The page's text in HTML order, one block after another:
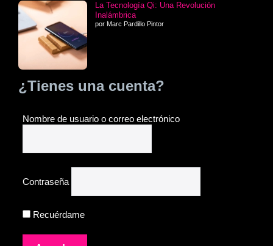
La Tecnología Qi: Una Revolución
Inalámbrica
por Marc Pardillo Pintor
¿Tienes una cuenta?
Nombre de usuario o correo electrónico
Contraseña
Recuérdame